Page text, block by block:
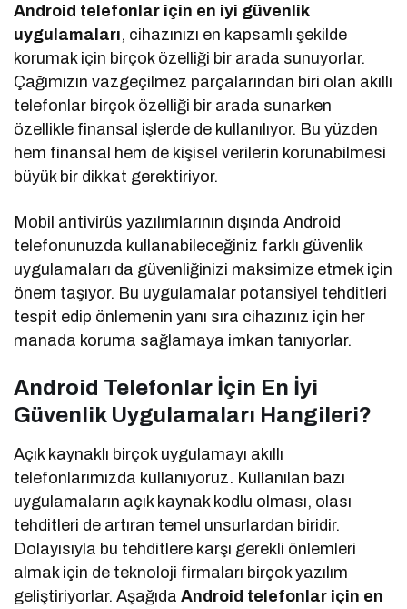
Android telefonlar için en iyi güvenlik
uygulamaları, cihazınızı en kapsamlı şekilde
korumak için birçok özelliği bir arada sunuyorlar.
Çağımızın vazgeçilmez parçalarından biri olan akıllı
telefonlar birçok özelliği bir arada sunarken
özellikle finansal işlerde de kullanılıyor. Bu yüzden
hem finansal hem de kişisel verilerin korunabilmesi
büyük bir dikkat gerektiriyor.
Mobil antivirüs yazılımlarının dışında Android
telefonunuzda kullanabileceğiniz farklı güvenlik
uygulamaları da güvenliğinizi maksimize etmek için
önem taşıyor. Bu uygulamalar potansiyel tehditleri
tespit edip önlemenin yanı sıra cihazınız için her
manada koruma sağlamaya imkan tanıyorlar.
Android Telefonlar İçin En İyi
Güvenlik Uygulamaları Hangileri?
Açık kaynaklı birçok uygulamayı akıllı
telefonlarımızda kullanıyoruz. Kullanılan bazı
uygulamaların açık kaynak kodlu olması, olası
tehditleri de artıran temel unsurlardan biridir.
Dolayısıyla bu tehditlere karşı gerekli önlemleri
almak için de teknoloji firmaları birçok yazılım
geliştiriyorlar. AşağıdaAndroid telefonlar için en